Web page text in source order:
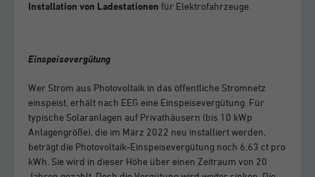
Installation von Ladestationen für Elektrofahrzeuge.
Einspeisevergütung
Wer Strom aus Photovoltaik in das öffentliche Stromnetz
einspeist, erhält nach EEG eine Einspeisevergütung. Für
typische Solaranlagen auf Privathäusern (bis 10 kWp
Anlagengröße), die im März 2022 neu installiert werden,
beträgt die Photovoltaik-Einspeisevergütung noch 6,63 ct pro
kWh. Sie wird in dieser Höhe über einen Zeitraum von 20